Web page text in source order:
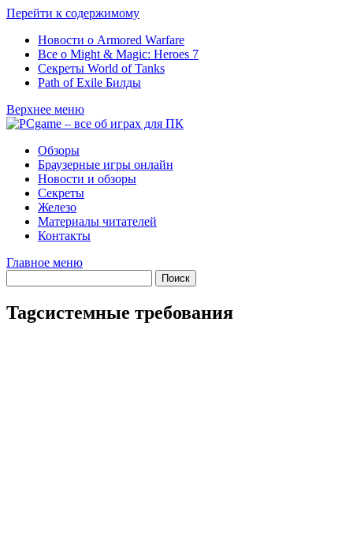
Перейти к содержимому
Новости о Armored Warfare
Все о Might & Magic: Heroes 7
Секреты World of Tanks
Path of Exile Билды
Верхнее меню
Обзоры
Браузерные игры онлайн
Новости и обзоры
Секреты
Железо
Материалы читателей
Контакты
Главное меню
Tagсистемные требования